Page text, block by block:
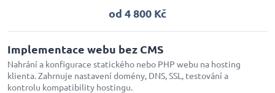
od 4 800 Kč
Implementace webu bez CMS
Nahrání a konfigurace statického nebo PHP webu na hosting
klienta. Zahrnuje nastavení domény, DNS, SSL, testování a
kontrolu kompatibility hostingu.